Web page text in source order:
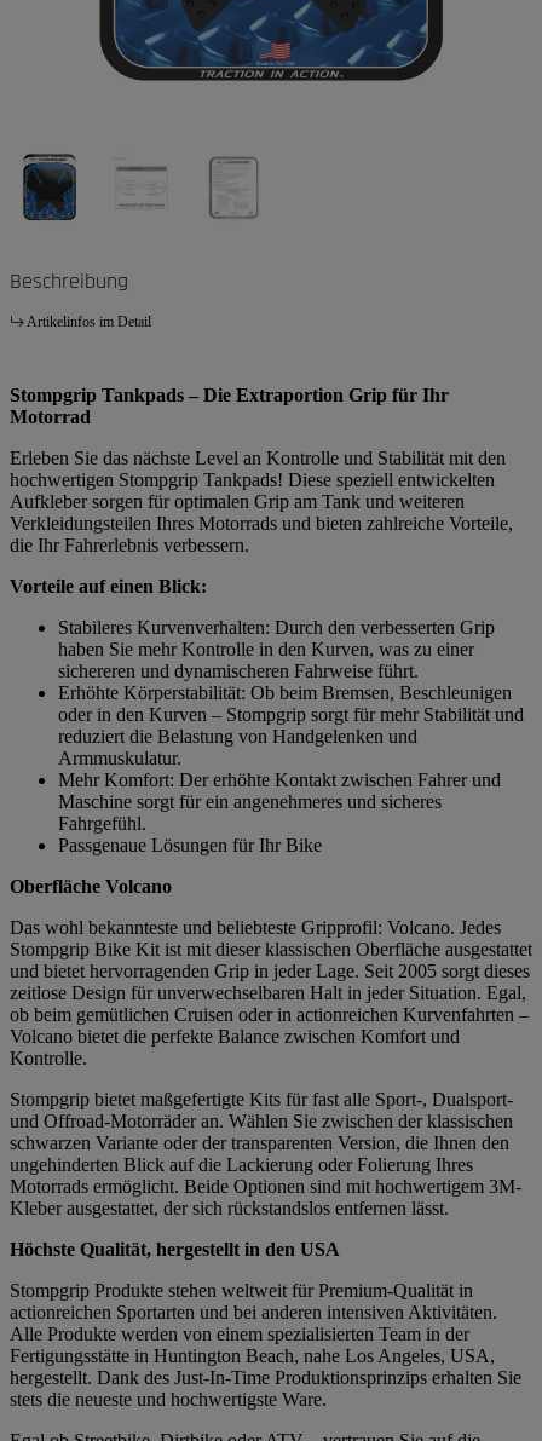
Beschreibung
Artikelinfos im Detail
Stompgrip Tankpads – Die Extraportion Grip für Ihr
Motorrad
Erleben Sie das nächste Level an Kontrolle und Stabilität mit den
hochwertigen Stompgrip Tankpads! Diese speziell entwickelten
Aufkleber sorgen für optimalen Grip am Tank und weiteren
Verkleidungsteilen Ihres Motorrads und bieten zahlreiche Vorteile,
die Ihr Fahrerlebnis verbessern.
Vorteile auf einen Blick:
Stabileres Kurvenverhalten: Durch den verbesserten Grip
haben Sie mehr Kontrolle in den Kurven, was zu einer
sichereren und dynamischeren Fahrweise führt.
Erhöhte Körperstabilität: Ob beim Bremsen, Beschleunigen
oder in den Kurven – Stompgrip sorgt für mehr Stabilität und
reduziert die Belastung von Handgelenken und
Armmuskulatur.
Mehr Komfort: Der erhöhte Kontakt zwischen Fahrer und
Maschine sorgt für ein angenehmeres und sicheres
Fahrgefühl.
Passgenaue Lösungen für Ihr Bike
Oberfläche Volcano
Das wohl bekannteste und beliebteste Gripprofil: Volcano. Jedes
Stompgrip Bike Kit ist mit dieser klassischen Oberfläche ausgestattet
und bietet hervorragenden Grip in jeder Lage. Seit 2005 sorgt dieses
zeitlose Design für unverwechselbaren Halt in jeder Situation. Egal,
ob beim gemütlichen Cruisen oder in actionreichen Kurvenfahrten –
Volcano bietet die perfekte Balance zwischen Komfort und
Kontrolle.
Stompgrip bietet maßgefertigte Kits für fast alle Sport-, Dualsport-
und Offroad-Motorräder an. Wählen Sie zwischen der klassischen
schwarzen Variante oder der transparenten Version, die Ihnen den
ungehinderten Blick auf die Lackierung oder Folierung Ihres
Motorrads ermöglicht. Beide Optionen sind mit hochwertigem 3M-
Kleber ausgestattet, der sich rückstandslos entfernen lässt.
Höchste Qualität, hergestellt in den USA
Stompgrip Produkte stehen weltweit für Premium-Qualität in
actionreichen Sportarten und bei anderen intensiven Aktivitäten.
Alle Produkte werden von einem spezialisierten Team in der
Fertigungsstätte in Huntington Beach, nahe Los Angeles, USA,
hergestellt. Dank des Just-In-Time Produktionsprinzips erhalten Sie
stets die neueste und hochwertigste Ware.